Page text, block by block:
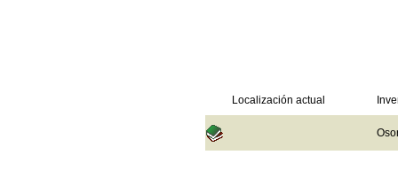
Localización actual